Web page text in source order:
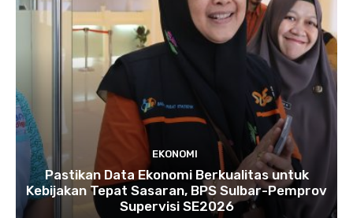
EKONOMI
Pastikan Data Ekonomi Berkualitas untuk
Kebijakan Tepat Sasaran, BPS Sulbar-Pemprov
Supervisi SE2026